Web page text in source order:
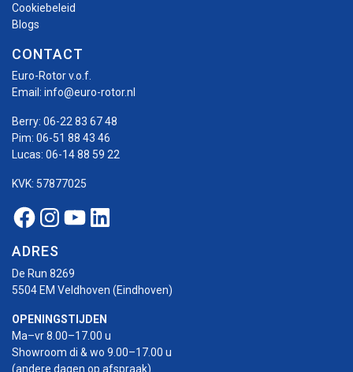
Cookiebeleid
Blogs
CONTACT
Euro-Rotor v.o.f.
Email: info@euro-rotor.nl
Berry: 06-22 83 67 48
Pim: 06-51 88 43 46
Lucas: 06-14 88 59 22
KVK: 57877025
Facebook Euro-rotor
Instagram Euro-rotor
Youtube Euro-rotor
Linkedin Euro-rotor
ADRES
De Run 8269
5504 EM Veldhoven (Eindhoven)
OPENINGSTIJDEN
Ma–vr 8.00–17.00 u
Showroom di & wo 9.00–17.00 u
(andere dagen op afspraak)